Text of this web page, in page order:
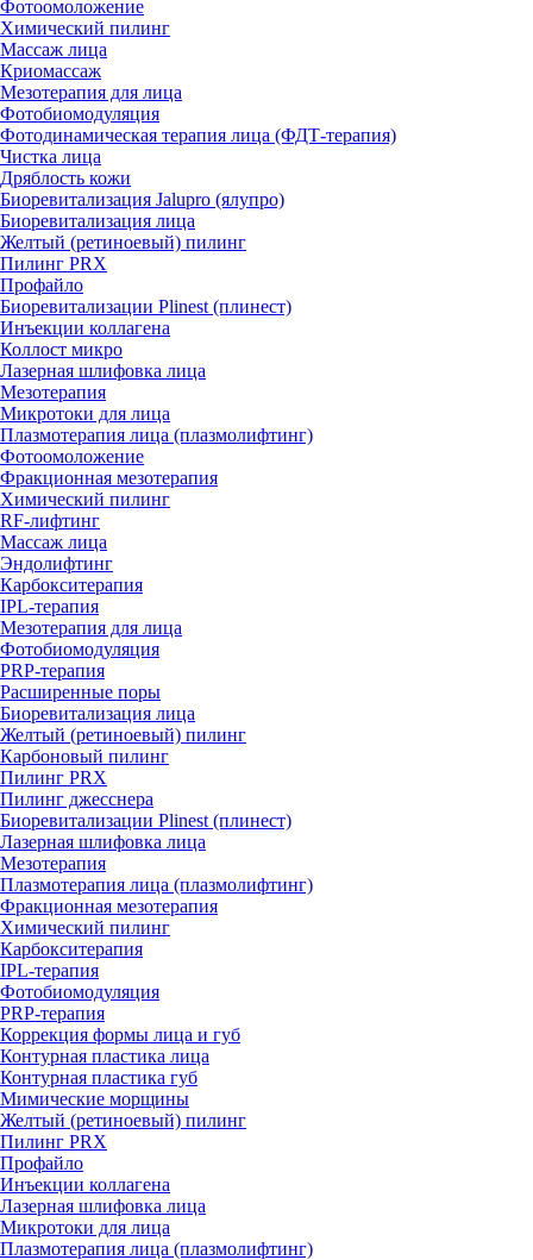
Фотоомоложение
Химический пилинг
Массаж лица
Криомассаж
Мезотерапия для лица
Фотобиомодуляция
Фотодинамическая терапия лица (ФДТ-терапия)
Чистка лица
Дряблость кожи
Биоревитализация Jalupro (ялупро)
Биоревитализация лица
Желтый (ретиноевый) пилинг
Пилинг PRX
Профайло
Биоревитализации Plinest (плинест)
Инъекции коллагена
Коллост микро
Лазерная шлифовка лица
Мезотерапия
Микротоки для лица
Плазмотерапия лица (плазмолифтинг)
Фотоомоложение
Фракционная мезотерапия
Химический пилинг
RF-лифтинг
Массаж лица
Эндолифтинг
Карбокситерапия
IPL‑терапия
Мезотерапия для лица
Фотобиомодуляция
PRP-терапия
Расширенные поры
Биоревитализация лица
Желтый (ретиноевый) пилинг
Карбоновый пилинг
Пилинг PRX
Пилинг джесснера
Биоревитализации Plinest (плинест)
Лазерная шлифовка лица
Мезотерапия
Плазмотерапия лица (плазмолифтинг)
Фракционная мезотерапия
Химический пилинг
Карбокситерапия
IPL‑терапия
Фотобиомодуляция
PRP-терапия
Коррекция формы лица и губ
Контурная пластика лица
Контурная пластика губ
Мимические морщины
Желтый (ретиноевый) пилинг
Пилинг PRX
Профайло
Инъекции коллагена
Лазерная шлифовка лица
Микротоки для лица
Плазмотерапия лица (плазмолифтинг)